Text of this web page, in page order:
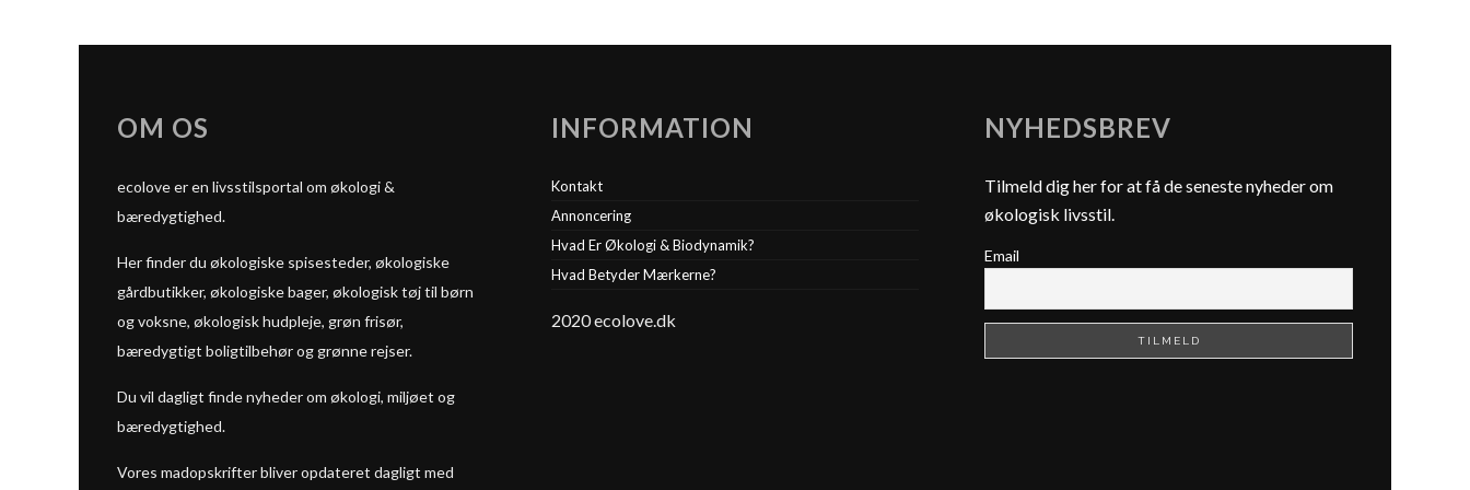
OM OS
ecolove er en livsstilsportal om økologi &
bæredygtighed.
Her finder du økologiske spisesteder, økologiske
gårdbutikker, økologiske bager, økologisk tøj til børn
og voksne, økologisk hudpleje, grøn frisør,
bæredygtigt boligtilbehør og grønne rejser.
Du vil dagligt finde nyheder om økologi, miljøet og
bæredygtighed.
Vores madopskrifter bliver opdateret dagligt med
INFORMATION
Kontakt
Annoncering
Hvad Er Økologi & Biodynamik?
Hvad Betyder Mærkerne?
2020 ecolove.dk
NYHEDSBREV
Tilmeld dig her for at få de seneste nyheder om
økologisk livsstil.
Email